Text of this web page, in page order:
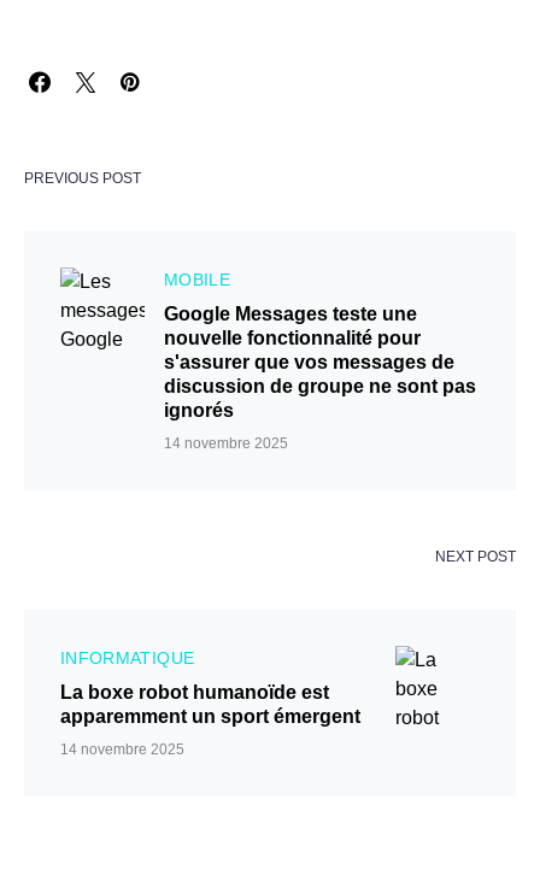
PREVIOUS POST
MOBILE
Google Messages teste une
nouvelle fonctionnalité pour
s'assurer que vos messages de
discussion de groupe ne sont pas
ignorés
14 novembre 2025
NEXT POST
INFORMATIQUE
La boxe robot humanoïde est
apparemment un sport émergent
14 novembre 2025